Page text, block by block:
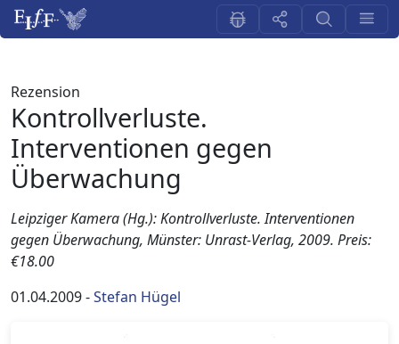
Rezension
Kontrollverluste.
Interventionen gegen
Überwachung
Leipziger Kamera (Hg.): Kontrollverluste. Interventionen
gegen Überwachung, Münster: Unrast-Verlag, 2009. Preis:
€18.00
01.04.2009-Stefan Hügel